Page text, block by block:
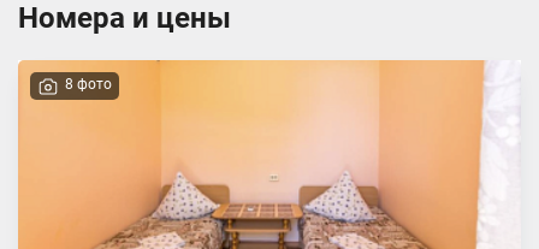
Номера и цены
8 фото